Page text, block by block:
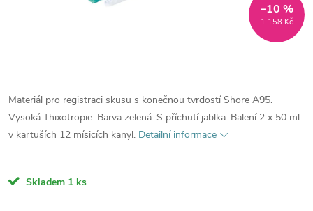
1 158 Kč
–10 %
Materiál pro registraci skusu s konečnou tvrdostí Shore A95.
Vysoká Thixotropie. Barva zelená. S příchutí jablka. Balení 2 x 50 ml
v kartuších 12 mísicích kanyl. Detailní informace
Skladem 1 ks